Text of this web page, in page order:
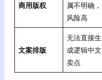
商用版权
属不明确，
风险高
文案排版
无法直接生
成逻辑中文
卖点